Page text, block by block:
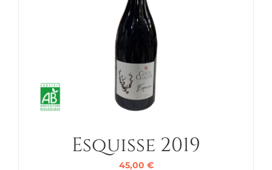
Esquisse 2019
45,00 €